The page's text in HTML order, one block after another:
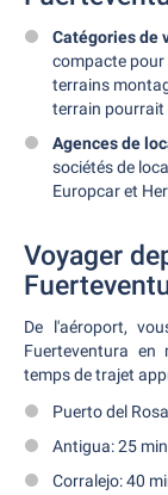
Catégories de
compacte pour
terrains
terrain pourrait
Agences de
sociétés de
Europcar et
Voyager
De l'aéroport,
Fuerteventura en
temps de trajet
Puerto del
Antigua: 25
Corralejo: 40